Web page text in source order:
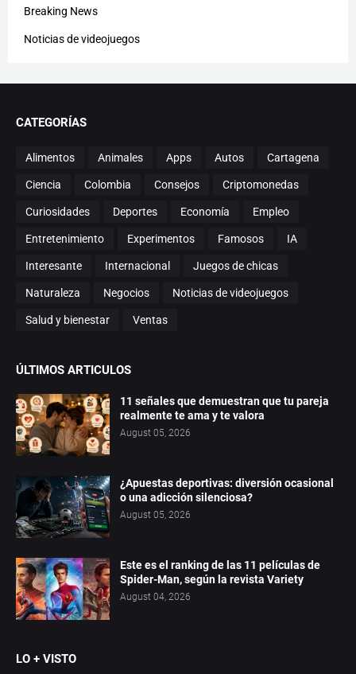
Breaking News
Noticias de videojuegos
CATEGORÍAS
Alimentos Animales Apps Autos Cartagena
Ciencia Colombia Consejos Criptomonedas
Curiosidades Deportes Economía Empleo
Entretenimiento Experimentos Famosos IA
Interesante Internacional Juegos de chicas
Naturaleza Negocios Noticias de videojuegos
Salud y bienestar Ventas
ÚLTIMOS ARTICULOS
11 señales que demuestran que tu pareja
realmente te ama y te valora
August 05, 2026
¿Apuestas deportivas: diversión ocasional
o una adicción silenciosa?
August 05, 2026
Este es el ranking de las 11 películas de
Spider-Man, según la revista Variety
August 04, 2026
LO + VISTO